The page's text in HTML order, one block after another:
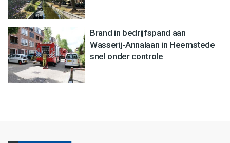
Brand in bedrijfspand aan
Wasserij-Annalaan in Heemstede
snel onder controle